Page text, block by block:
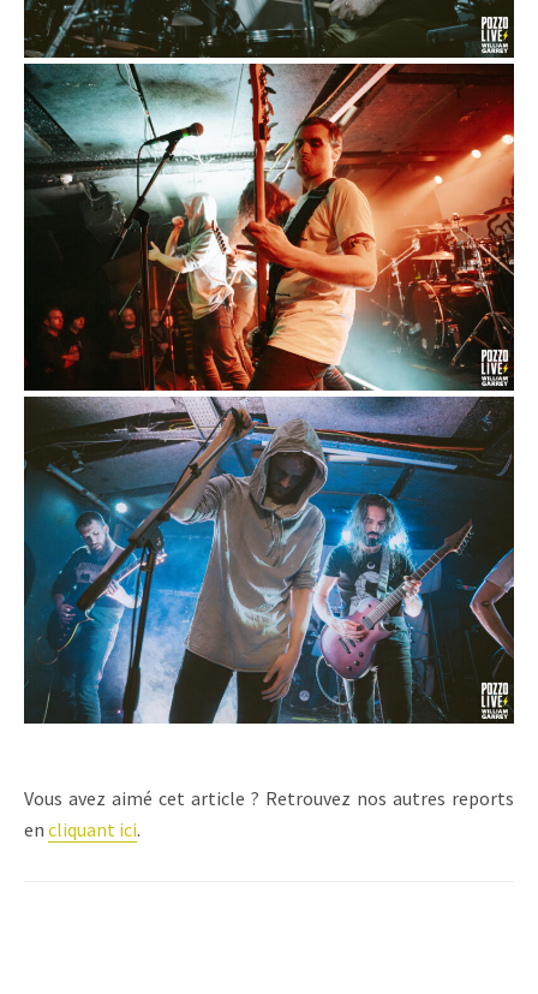
Vous avez aimé cet article ? Retrouvez nos autres reports
en cliquant ici.